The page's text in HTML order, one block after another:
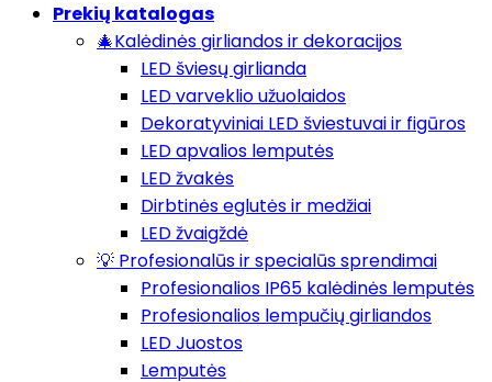
Prekių katalogas
🎄Kalėdinės girliandos ir dekoracijos
LED šviesų girlianda
LED varveklio užuolaidos
Dekoratyviniai LED šviestuvai ir figūros
LED apvalios lemputės
LED žvakės
Dirbtinės eglutės ir medžiai
LED žvaigždė
💡 Profesionalūs ir specialūs sprendimai
Profesionalios IP65 kalėdinės lemputės
Profesionalios lempučių girliandos
LED Juostos
Lemputės